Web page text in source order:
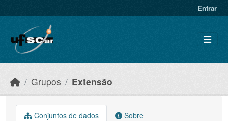
Entrar
Grupos Extensão
Conjuntos de dados Sobre